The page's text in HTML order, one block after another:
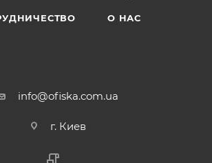
О НАС
info@ofiska.com.ua
г. Киев